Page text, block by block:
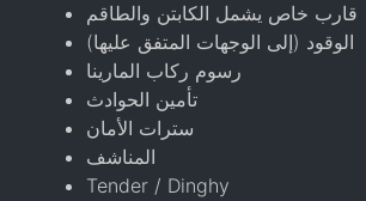
قارب خاص يشمل الكابتن والطاقم
الوقود (إلى الوجهات المتفق عليها)
رسوم ركاب المارينا
تأمين الحوادث
سترات الأمان
المناشف
Tender / Dinghy